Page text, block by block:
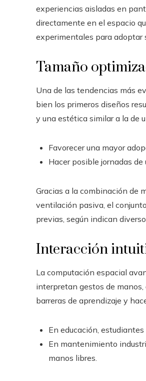
experiencias aisladas en
directamente en el espacio
experimentales para adoptar
Tamaño
Una de las tendencias más
bien los primeros diseños
y una estética similar a la de
Favorecer una mayor
Hacer posible jornadas
Gracias a la combinación de
ventilación pasiva, el
previas, según indican
Interacción
La computación espacial
interpretan gestos de
barreras de aprendizaje y
En educación,
En mantenimiento
manos libres.